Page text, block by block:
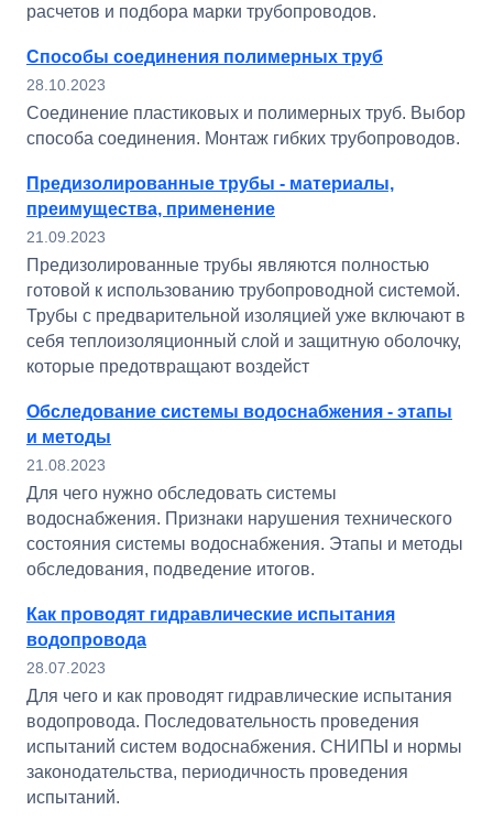
расчетов и подбора марки трубопроводов.
Способы соединения полимерных труб
28.10.2023
Соединение пластиковых и полимерных труб. Выбор
способа соединения. Монтаж гибких трубопроводов.
Предизолированные трубы - материалы,
преимущества, применение
21.09.2023
Предизолированные трубы являются полностью
готовой к использованию трубопроводной системой.
Трубы с предварительной изоляцией уже включают в
себя теплоизоляционный слой и защитную оболочку,
которые предотвращают воздейст
Обследование системы водоснабжения - этапы
и методы
21.08.2023
Для чего нужно обследовать системы
водоснабжения. Признаки нарушения технического
состояния системы водоснабжения. Этапы и методы
обследования, подведение итогов.
Как проводят гидравлические испытания
водопровода
28.07.2023
Для чего и как проводят гидравлические испытания
водопровода. Последовательность проведения
испытаний систем водоснабжения. СНИПЫ и нормы
законодательства, периодичность проведения
испытаний.